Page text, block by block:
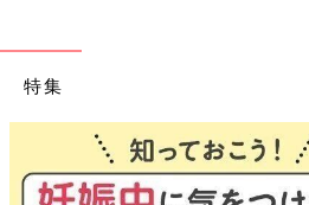
特集